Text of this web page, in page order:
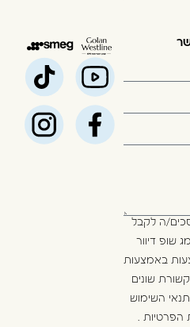
ה לקבל
שופ דיוור
באמצעות
שונים
תנאי השימוש
הפרטיות .